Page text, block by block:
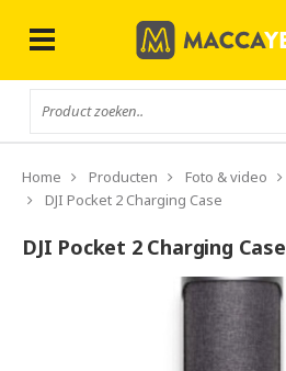
Home Producten Foto & video
DJI Pocket 2 Charging Case
DJI Pocket 2 Charging Case